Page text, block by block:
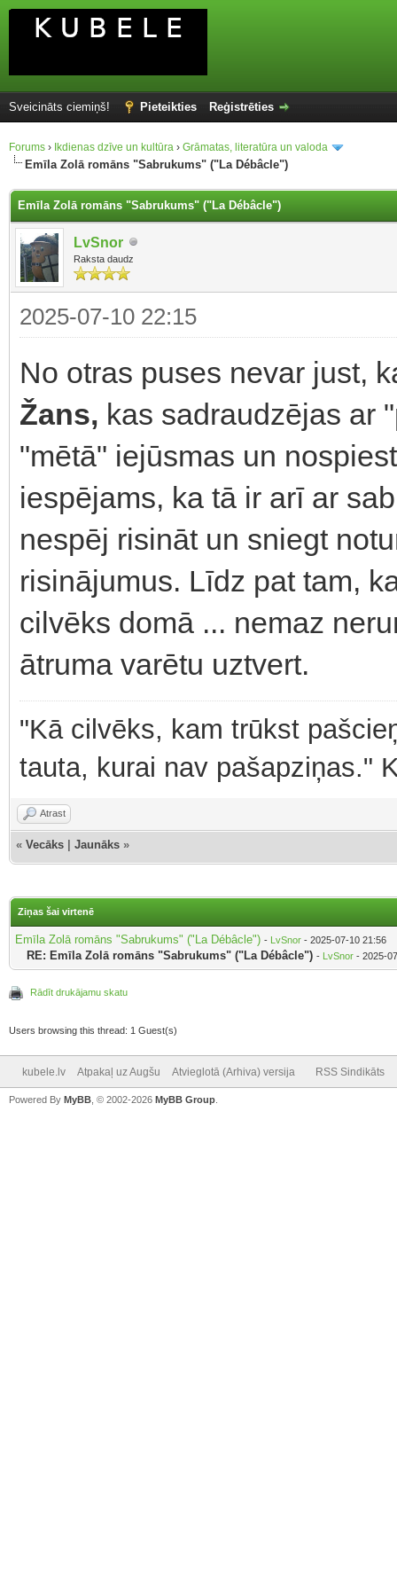
Sveicināts ciemiņš! Pieteikties Reģistrēties
Forums › Ikdienas dzīve un kultūra › Grāmatas, literatūra un valoda
Emīla Zolā romāns "Sabrukums" ("La Débâcle")
Emīla Zolā romāns "Sabrukums" ("La Débâcle")
LvSnor
Raksta daudz
2025-07-10 22:15
No otras puses nevar just,
Žans, kas sadraudzējas ar
"mētā" iejūsmas un
iespējams, ka tā ir arī ar
nespēj risināt un sniegt
risinājumus. Līdz pat tam,
cilvēks domā ... nemaz
ātruma varētu uztvert.
"Kā cilvēks, kam trūkst
tauta, kurai nav pašapziņas."
Atrast
« Vecāks Jaunāks »
Ziņas šai virtenē
Emīla Zolā romāns "Sabrukums" ("La Débâcle") - LvSnor - 2025-07-10 21:56
RE: Emīla Zolā romāns "Sabrukums" ("La Débâcle") - LvSnor - 2025-
Rādīt drukājamu skatu
Users browsing this thread: 1 Guest(s)
kubele.lv Atpakaļ uz Augšu Atvieglotā (Arhiva) versija RSS Sindikāts
Powered By MyBB , © 2002-2026 MyBB Group